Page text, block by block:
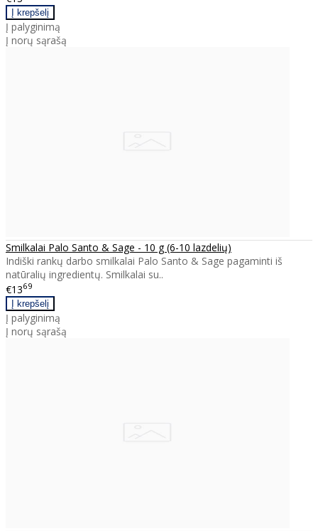
Į palyginimą
Į norų sąrašą
Smilkalai Palo Santo & Sage - 10 g (6-10 lazdelių)
Indiški rankų darbo smilkalai Palo Santo & Sage pagaminti iš
natūralių ingredientų. Smilkalai su..
€1369
Į palyginimą
Į norų sąrašą